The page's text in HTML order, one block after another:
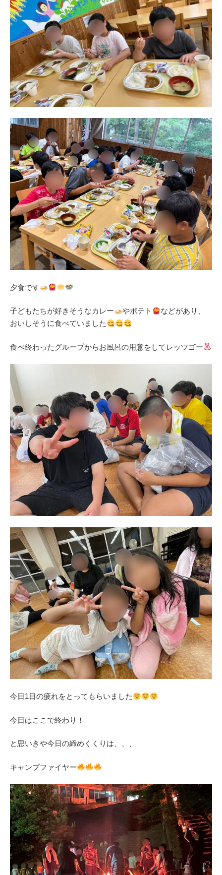
夕食です
子どもたちが好きそうなカレー やポテト
などがあり、
おいしそうに食べていました
食べ終わったグループからお風呂の用意をしてレッツゴー
今日1日の疲れをとってもらいました
今日はここで終わり！
と思いきや今日の締めくくりは、、、
キャンプファイヤー